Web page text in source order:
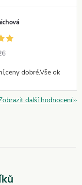
dobré.Vše ok
další hodnocení